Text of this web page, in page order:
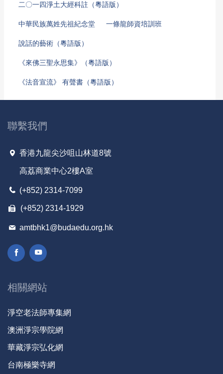
二〇一四淨土大經科註（粵語版）
中華民族萬姓先祖紀念堂 一條龍師資培訓班
說話的藝術（粵語版）
《來佛三聖永思集》（粵語版）
《法音宣流》 有聲書（粵語版）
聯繫我們
香港九龍尖沙咀山林道8號
高荔商業中心2樓A室
(+852) 2314-7099
(+852) 2314-1929
amtbhk1@budaedu.org.hk
相關網站
淨空老法師專集網
澳洲淨宗學院網
華藏淨宗弘化網
台南極樂寺網